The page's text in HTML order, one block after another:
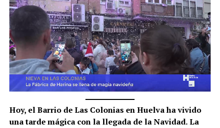
Hoy, el Barrio de Las Colonias en Huelva ha vivido
una tarde mágica con la llegada de la Navidad.La